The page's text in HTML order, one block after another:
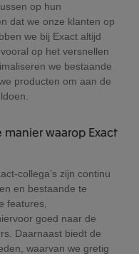
op hun
dat we onze klanten op
we bij Exact altijd
op het versnellen
we bestaande
producten om aan de
waarop Exact
collega’s zijn continu
en bestaande te
features,
goed naar de
Daarnaast biedt de
waarvan we gretig